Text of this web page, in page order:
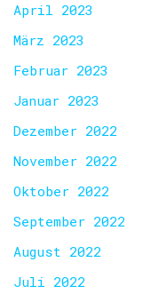
April 2023
März 2023
Februar 2023
Januar 2023
Dezember 2022
November 2022
Oktober 2022
September 2022
August 2022
Juli 2022